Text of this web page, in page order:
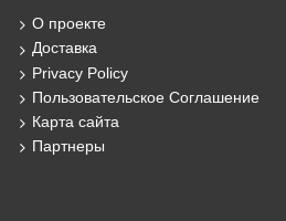
О проекте
Доставка
Privacy Policy
Пользовательское Соглашение
Карта сайта
Партнеры